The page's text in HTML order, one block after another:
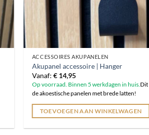
ACCESSOIRES AKUPANELEN
Akupanel accessoire | Hanger
Vanaf: €14,95
Op voorraad. Binnen 5 werkdagen in huis. Dit
de akoestische panelen met brede latten!
TOEVOEGEN AAN WINKELWAGEN